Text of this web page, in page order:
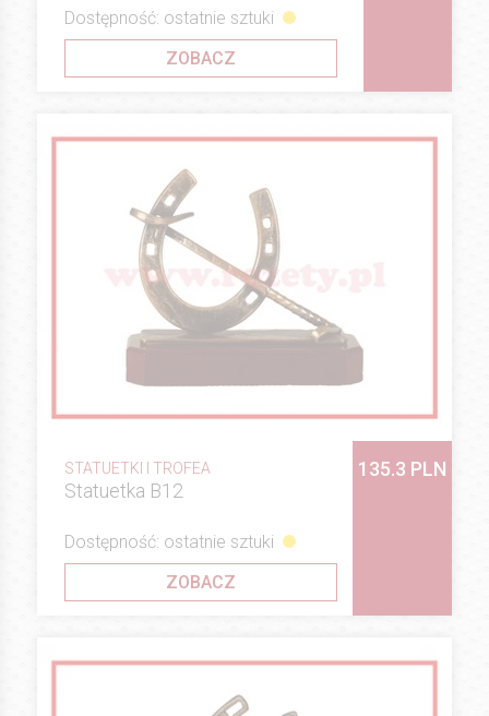
Dostępność: ostatnie sztuki
ZOBACZ
STATUETKI I TROFEA
Statuetka B12
135.3 PLN
Dostępność: ostatnie sztuki
ZOBACZ